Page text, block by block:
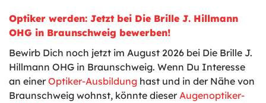
Optiker werden: Jetzt bei Die Brille J. Hillmann
OHG in Braunschweig bewerben!
Bewirb Dich noch jetzt im August 2026 bei Die Brille J.
Hillmann OHG in Braunschweig. Wenn Du Interesse
an einer Optiker-Ausbildung hast und in der Nähe von
Braunschweig wohnst, könnte dieser Augenoptiker-